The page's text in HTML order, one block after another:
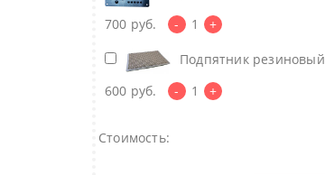
700 руб. - 1 +
Подпятник резиновый
600 руб. - 1 +
Стоимость: